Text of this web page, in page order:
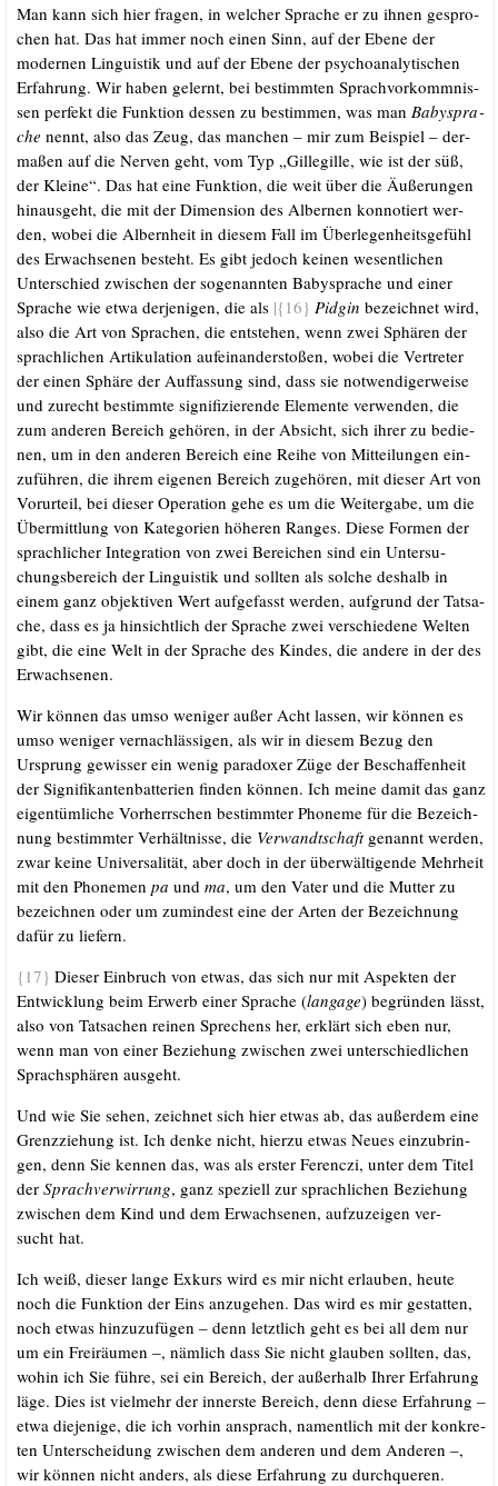
Man kann sich hier fra­gen, in wel­cher Spra­che er zu ihnen gespro­
chen hat. Das hat immer noch einen Sinn, auf der Ebe­ne der
moder­nen Lin­gu­is­tik und auf der Ebe­ne der psy­cho­ana­ly­ti­schen
Erfah­rung. Wir haben gelernt, bei bestimm­ten Sprach­vor­komm­nis­
sen per­fekt die Funk­ti­on des­sen zu bestim­men, was man Baby­spra­
che nennt, also das Zeug, das man­chen – mir zum Bei­spiel – der­
ma­ßen auf die Ner­ven geht, vom Typ „Gil­le­gil­le, wie ist der süß,
der Klei­ne“. Das hat eine Funk­ti­on, die weit über die Äuße­run­gen
hin­aus­geht, die mit der Dimen­si­on des Alber­nen kon­no­tiert wer­
den, wobei die Albern­heit in die­sem Fall im Über­le­gen­heits­ge­fühl
des Erwach­se­nen besteht. Es gibt jedoch kei­nen wesent­li­chen
Unter­schied zwi­schen der soge­nann­ten Baby­spra­che und einer
Spra­che wie etwa der­je­ni­gen, die als |{16} Pidgin bezeich­net wird,
also die Art von Spra­chen, die ent­ste­hen, wenn zwei Sphä­ren der
sprach­li­chen Arti­ku­la­ti­on auf­ein­an­der­sto­ßen, wobei die Ver­tre­ter
der einen Sphä­re der Auf­fas­sung sind, dass sie not­wen­di­ger­wei­se
und zurecht bestimm­te signi­fi­zie­ren­de Ele­men­te ver­wen­den, die
zum ande­ren Bereich gehö­ren, in der Absicht, sich ihrer zu bedie­
nen, um in den ande­ren Bereich eine Rei­he von Mit­tei­lun­gen ein­
zu­füh­ren, die ihrem eige­nen Bereich zuge­hö­ren, mit die­ser Art von
Vor­ur­teil, bei die­ser Ope­ra­ti­on gehe es um die Wei­ter­ga­be, um die
Über­mitt­lung von Kate­go­rien höhe­ren Ran­ges. Die­se For­men der
sprach­li­cher Inte­gra­ti­on von zwei Berei­chen sind ein Unter­su­
chungs­be­reich der Lin­gu­is­tik und soll­ten als sol­che des­halb in
einem ganz objek­ti­ven Wert auf­ge­fasst wer­den, auf­grund der Tat­sa­
che, dass es ja hin­sicht­lich der Spra­che zwei ver­schie­de­ne Wel­ten
gibt, die eine Welt in der Spra­che des Kin­des, die ande­re in der des
Erwachsenen.
Wir kön­nen das umso weni­ger außer Acht las­sen, wir kön­nen es
umso weni­ger ver­nach­läs­si­gen, als wir in die­sem Bezug den
Ursprung gewis­ser ein wenig para­do­xer Züge der Beschaf­fen­heit
der Signi­fi­kan­ten­bat­te­rien fin­den kön­nen. Ich mei­ne damit das ganz
eigen­tüm­li­che Vor­herr­schen bestimm­ter Pho­ne­me für die Bezeich­
nung bestimm­ter Ver­hält­nis­se, die Ver­wandt­schaftgenannt wer­den,
zwar kei­ne Uni­ver­sa­li­tät, aber doch in der über­wäl­ti­gen­de Mehr­heit
mit den Pho­ne­men pa und ma, um den Vater und die Mut­ter zu
bezeich­nen oder um zumin­dest eine der Arten der Bezeich­nung
dafür zu liefern.
{17} Die­ser Ein­bruch von etwas, das sich nur mit Aspek­ten der
Ent­wick­lung beim Erwerb einer Spra­che (lan­ga­ge) begrün­den lässt,
also von Tat­sa­chen rei­nen Spre­chens her, erklärt sich eben nur,
wenn man von einer Bezie­hung zwi­schen zwei unter­schied­li­chen
Sprach­sphä­ren ausgeht.
Und wie Sie sehen, zeich­net sich hier etwas ab, das außer­dem eine
Grenz­zie­hung ist. Ich den­ke nicht, hier­zu etwas Neu­es ein­zu­brin­
gen, denn Sie ken­nen das, was als ers­ter Feren­c­zi, unter dem Titel
der Sprach­ver­wir­rung, ganz spe­zi­ell zur sprach­li­chen Bezie­hung
zwi­schen dem Kind und dem Erwach­se­nen, auf­zu­zei­gen ver­
sucht hat.
Ich weiß, die­ser lan­ge Exkurs wird es mir nicht erlau­ben, heu­te
noch die Funk­ti­on der Eins anzu­ge­hen. Das wird es mir gestat­ten,
noch etwas hin­zu­zu­fü­gen – denn letzt­lich geht es bei all dem nur
um ein Frei­räu­men –, näm­lich dass Sie nicht glau­ben soll­ten, das,
wohin ich Sie füh­re, sei ein Bereich, der außer­halb Ihrer Erfah­rung
läge. Dies ist viel­mehr der inners­te Bereich, denn die­se Erfah­rung –
etwa die­je­ni­ge, die ich vor­hin ansprach, nament­lich mit der kon­kre­
ten Unter­schei­dung zwi­schen dem ande­ren und dem Ande­ren –,
wir kön­nen nicht anders, als die­se Erfah­rung zu durchqueren.